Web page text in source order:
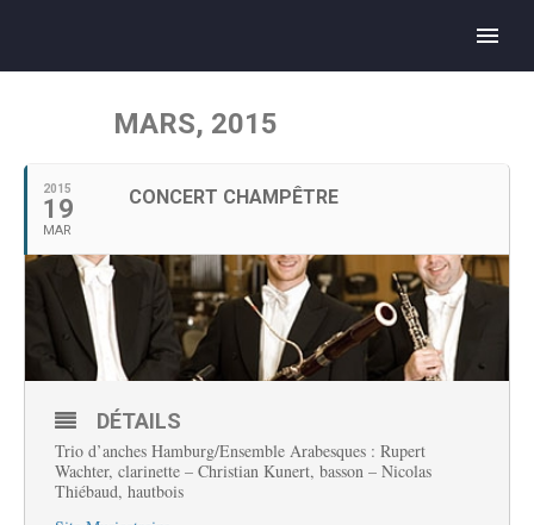
MARS, 2015
2015
19
MAR
CONCERT CHAMPÊTRE
DÉTAILS
Trio d’anches Hamburg/Ensemble Arabesques : Rupert
Wachter, clarinette – Christian Kunert, basson – Nicolas
Thiébaud, hautbois